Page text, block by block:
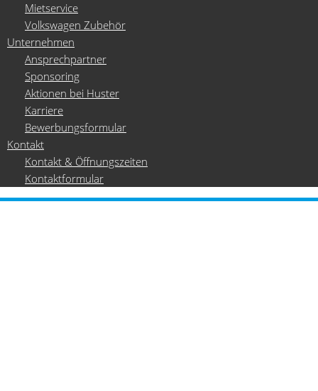
Mietservice
Volkswagen Zubehör
Unternehmen
Ansprechpartner
Sponsoring
Aktionen bei Huster
Karriere
Bewerbungsformular
Kontakt
Kontakt & Öffnungszeiten
Kontaktformular
line110
0